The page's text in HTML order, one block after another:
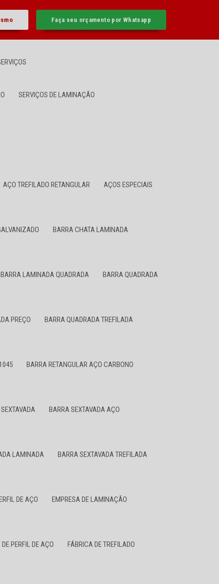
Faça seu orçamento por Whatsapp
SERVIÇOS DE LAMINAÇÃO
AÇO TREFILADO RETANGULAR AÇOS ESPECIAIS
BARRA CHATA LAMINADA
BARRA LAMINADA QUADRADA BARRA QUADRADA
PREÇO BARRA QUADRADA TREFILADA
BARRA RETANGULAR AÇO CARBONO
BARRA SEXTAVADA AÇO
LAMINADA BARRA SEXTAVADA TREFILADA
DE AÇO EMPRESA DE LAMINAÇÃO
PERFIL DE AÇO FÁBRICA DE TREFILADO